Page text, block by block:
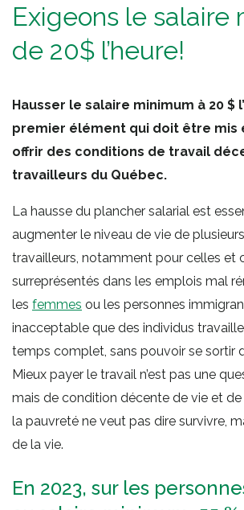
Exigeons le salaire
de 20$ l’heure!
Hausser le salaire minimum à 20 $
premier élément qui doit être mis
offrir des conditions de travail
travailleurs du Québec.
La hausse du plancher salarial est
augmenter le niveau de vie de
travailleurs, notamment pour celles et
surreprésentés dans les emplois mal
les femmes ou les personnes
inacceptable que des individus
temps complet, sans pouvoir se sortir
Mieux payer le travail n’est pas une
mais de condition décente de vie et
la pauvreté ne veut pas dire survivre,
de la vie.
En 2023, sur les